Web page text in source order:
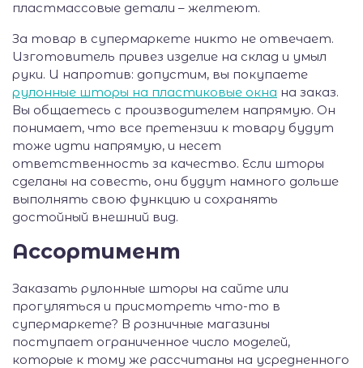
пластмассовые детали – желтеют.
За товар в супермаркете никто не отвечает.
Изготовитель привез изделие на склад и умыл
руки. И напротив: допустим, вы покупаете
рулонные шторы на пластиковые окна на заказ.
Вы общаетесь с производителем напрямую. Он
понимает, что все претензии к товару будут
тоже идти напрямую, и несет
ответственность за качество. Если шторы
сделаны на совесть, они будут намного дольше
выполнять свою функцию и сохранять
достойный внешний вид.
Ассортимент
Заказать рулонные шторы на сайте или
прогуляться и присмотреть что-то в
супермаркете? В розничные магазины
поступает ограниченное число моделей,
которые к тому же рассчитаны на усредненного